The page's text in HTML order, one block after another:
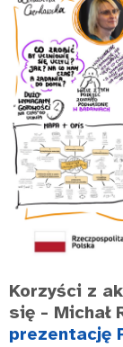
Korzyści z
się - Michał
prezentację